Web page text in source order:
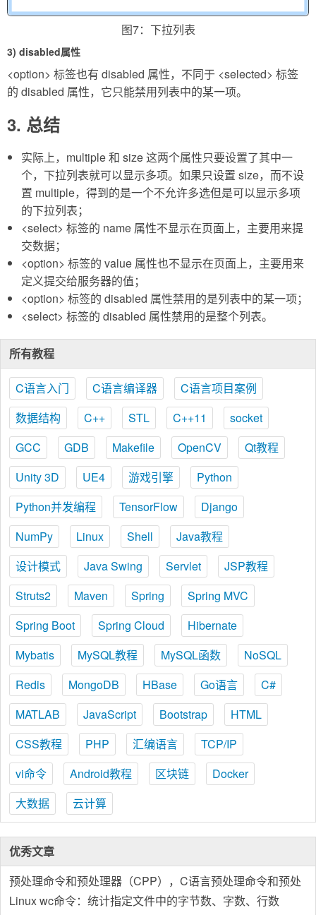
图7：下拉列表
3) disabled属性
<option> 标签也有 disabled 属性，不同于 <selected> 标签
的 disabled 属性，它只能禁用列表中的某一项。
3. 总结
实际上，multiple 和 size 这两个属性只要设置了其中一
个，下拉列表就可以显示多项。如果只设置 size，而不设
置 multiple，得到的是一个不允许多选但是可以显示多项
的下拉列表；
<select> 标签的 name 属性不显示在页面上，主要用来提
交数据；
<option> 标签的 value 属性也不显示在页面上，主要用来
定义提交给服务器的值；
<option> 标签的 disabled 属性禁用的是列表中的某一项；
<select> 标签的 disabled 属性禁用的是整个列表。
所有教程
C语言入门 C语言编译器
C语言项目案例
数据结构
C++ STL C++11
socket
GCC
GDB Makefile OpenCV
Qt教程
Unity 3D
UE4 游戏引擎
Python
Python并发编程
TensorFlow
Django
NumPy
Linux Shell
Java教程
设计模式
Java Swing Servlet
JSP教程
Struts2
Maven Spring
Spring MVC
Spring Boot
Spring Cloud
Hibernate
Mybatis
MySQL教程 MySQL函数
NoSQL
Redis
MongoDB HBase Go语言
C#
MATLAB
JavaScript Bootstrap
HTML
CSS教程
PHP 汇编语言
TCP/IP
vi命令
Android教程 区块链
Docker
大数据
云计算
优秀文章
预处理命令和预处理器（CPP），C语言预处理命令和预处
理器概述
Linux wc命令：统计指定文件中的字节数、字数、行数